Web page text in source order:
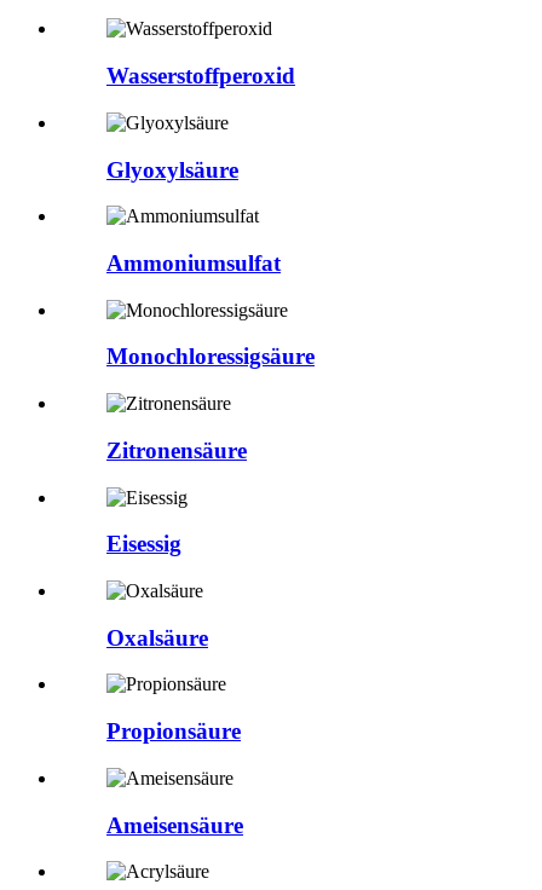
Wasserstoffperoxid
Glyoxylsäure
Ammoniumsulfat
Monochloressigsäure
Zitronensäure
Eisessig
Oxalsäure
Propionsäure
Ameisensäure